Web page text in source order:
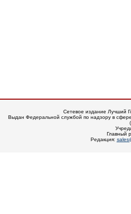
Сетевое издание Лучший
Выдан Федеральной службой по надзору в
Главный
Редакция: